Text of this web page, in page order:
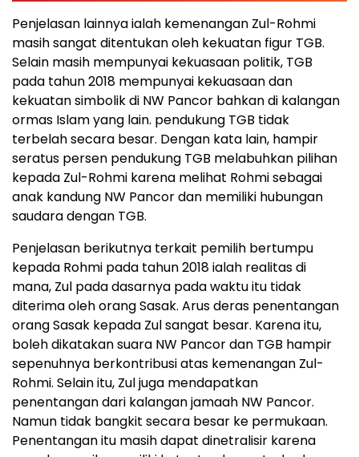
Penjelasan lainnya ialah kemenangan Zul-Rohmi
masih sangat ditentukan oleh kekuatan figur TGB.
Selain masih mempunyai kekuasaan politik, TGB
pada tahun 2018 mempunyai kekuasaan dan
kekuatan simbolik di NW Pancor bahkan di kalangan
ormas Islam yang lain. pendukung TGB tidak
terbelah secara besar. Dengan kata lain, hampir
seratus persen pendukung TGB melabuhkan pilihan
kepada Zul-Rohmi karena melihat Rohmi sebagai
anak kandung NW Pancor dan memiliki hubungan
saudara dengan TGB.
Penjelasan berikutnya terkait pemilih bertumpu
kepada Rohmi pada tahun 2018 ialah realitas di
mana, Zul pada dasarnya pada waktu itu tidak
diterima oleh orang Sasak. Arus deras penentangan
orang Sasak kepada Zul sangat besar. Karena itu,
boleh dikatakan suara NW Pancor dan TGB hampir
sepenuhnya berkontribusi atas kemenangan Zul-
Rohmi. Selain itu, Zul juga mendapatkan
penentangan dari kalangan jamaah NW Pancor.
Namun tidak bangkit secara besar ke permukaan.
Penentangan itu masih dapat dinetralisir karena